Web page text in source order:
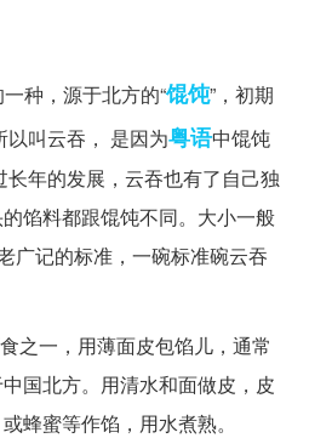
种，源于北方的“馄饨”，初期
叫云吞， 是因为粤语中馄饨
年的发展，云吞也有了自己独
馅料都跟馄饨不同。大小一般
广记的标准，一碗标准碗云吞
之一，用薄面皮包馅儿，通常
国北方。用清水和面做皮，皮
蜂蜜等作馅，用水煮熟。